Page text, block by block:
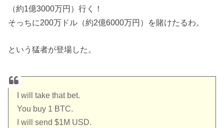
（約1億3000万円）行く！
そっちに200万ドル（約2億6000万円）を賭けたるわ。
という猛者が登場した。
I will take that bet.
You buy 1 BTC.
I will send $1M USD.